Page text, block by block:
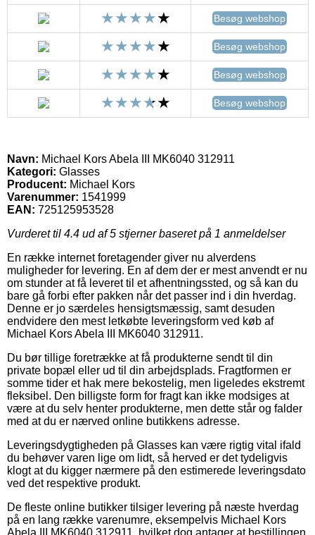
Besøg webshop
Besøg webshop
Besøg webshop
Besøg webshop
Navn: Michael Kors Abela III MK6040 312911
Kategori: Glasses
Producent: Michael Kors
Varenummer: 1541999
EAN: 725125953528
Vurderet til 4.4 ud af 5 stjerner baseret på 1 anmeldelser
En række internet foretagender giver nu alverdens
muligheder for levering. En af dem der er mest anvendt er nu
om stunder at få leveret til et afhentningssted, og så kan du
bare gå forbi efter pakken når det passer ind i din hverdag.
Denne er jo særdeles hensigtsmæssig, samt desuden
endvidere den mest letkøbte leveringsform ved køb af
Michael Kors Abela III MK6040 312911.
Du bør tillige foretrække at få produkterne sendt til din
private bopæl eller ud til din arbejdsplads. Fragtformen er
somme tider et hak mere bekostelig, men ligeledes ekstremt
fleksibel. Den billigste form for fragt kan ikke modsiges at
være at du selv henter produkterne, men dette står og falder
med at du er nærved online butikkens adresse.
Leveringsdygtigheden på Glasses kan være rigtig vital ifald
du behøver varen lige om lidt, så herved er det tydeligvis
klogt at du kigger nærmere på den estimerede leveringsdato
ved det respektive produkt.
De fleste online butikker tilsiger levering på næste hverdag
på en lang række varenumre, eksempelvis Michael Kors
Abela III MK6040 312911, hvilket dog antager at bestillingen